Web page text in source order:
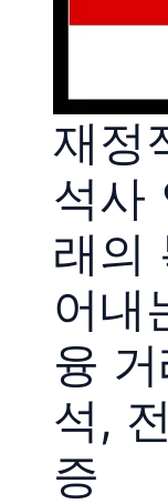
재정
석사
래의
어내
융
석,
증